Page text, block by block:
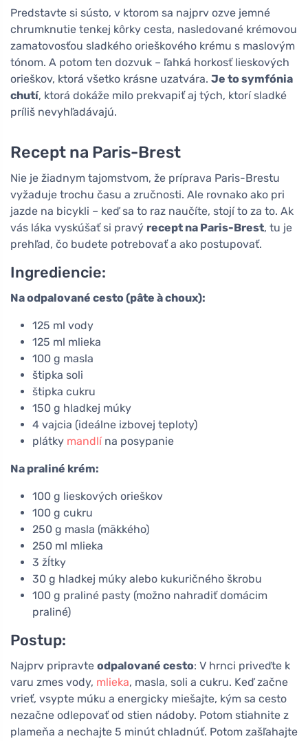
Predstavte si sústo, v ktorom sa najprv ozve jemné
chrumknutie tenkej kôrky cesta, nasledované krémovou
zamatovosťou sladkého orieškového krému s maslovým
tónom. A potom ten dozvuk – ľahká horkosť lieskových
orieškov, ktorá všetko krásne uzatvára. Je to symfónia
chutí, ktorá dokáže milo prekvapiť aj tých, ktorí sladké
príliš nevyhľadávajú.
Recept na Paris-Brest
Nie je žiadnym tajomstvom, že príprava Paris-Brestu
vyžaduje trochu času a zručnosti. Ale rovnako ako pri
jazde na bicykli – keď sa to raz naučíte, stojí to za to. Ak
vás láka vyskúšať si pravý recept na Paris-Brest, tu je
prehľad, čo budete potrebovať a ako postupovať.
Ingrediencie:
Na odpalované cesto (pâte à choux):
125 ml vody
125 ml mlieka
100 g masla
štipka soli
štipka cukru
150 g hladkej múky
4 vajcia (ideálne izbovej teploty)
plátky mandlína posypanie
Na praliné krém:
100 g lieskových orieškov
100 g cukru
250 g masla (mäkkého)
250 ml mlieka
3 žĺtky
30 g hladkej múky alebo kukuričného škrobu
100 g praliné pasty (možno nahradiť domácim
praliné)
Postup:
Najprv pripravte odpalované cesto: V hrnci priveďte k
varu zmes vody, mlieka, masla, soli a cukru. Keď začne
vrieť, vsypte múku a energicky miešajte, kým sa cesto
nezačne odlepovať od stien nádoby. Potom stiahnite z
plameňa a nechajte 5 minút chladnúť. Potom zašľahajte